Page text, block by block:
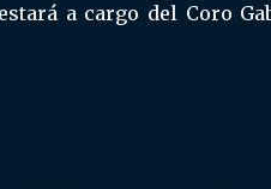
a cargo del Coro